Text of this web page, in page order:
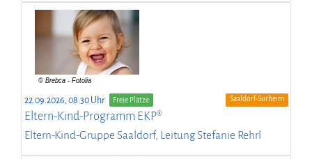
22.09.2026, 08:30 Uhr Freie Plätze Saaldorf-Surheim
Eltern-Kind-Programm EKP®
Eltern-Kind-Gruppe Saaldorf, Leitung Stefanie Rehrl